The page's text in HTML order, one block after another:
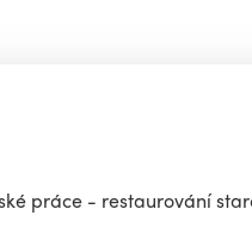
práce - restaurování